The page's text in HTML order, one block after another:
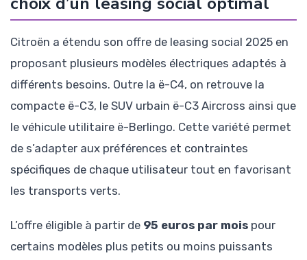
Citroën a étendu son offre de leasing social 2025 en
proposant plusieurs modèles électriques adaptés à
différents besoins. Outre la ë-C4, on retrouve la
compacte ë-C3, le SUV urbain ë-C3 Aircross ainsi que
le véhicule utilitaire ë-Berlingo. Cette variété permet
de s’adapter aux préférences et contraintes
spécifiques de chaque utilisateur tout en favorisant
les transports verts.
L’offre éligible à partir de 95 euros par mois pour
certains modèles plus petits ou moins puissants